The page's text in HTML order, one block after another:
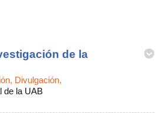
de la
Divulgación,
de la UAB